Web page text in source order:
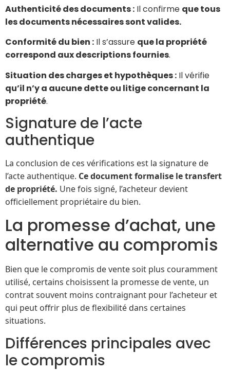
Authenticité des documents: Il confirme que tous
les documents nécessaires sont valides.
Conformité du bien : Il s’assure que la propriété
correspond aux descriptions fournies.
Situation des charges et hypothèques: Il vérifie
qu’il n’y a aucune dette ou litige concernant la
propriété.
Signature de l’acte
authentique
La conclusion de ces vérifications est la signature de
l’acte authentique. Ce document formalise le transfert
de propriété. Une fois signé, l’acheteur devient
officiellement propriétaire du bien.
La promesse d’achat, une
alternative au compromis
Bien que le compromis de vente soit plus couramment
utilisé, certains choisissent la promesse de vente, un
contrat souvent moins contraignant pour l’acheteur et
qui peut offrir plus de flexibilité dans certaines
situations.
Différences principales avec
le compromis